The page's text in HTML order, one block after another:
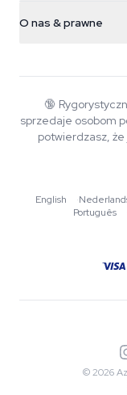
+31(0)204897914
Smokeshop
Polityka zwrotów
Polityka prywatności
O nas & prawne
Wiki
Muzyka
Narzędzia i
🔞
sprzedaje osobom
potwierdzasz, że
English
·
Português
© 2026